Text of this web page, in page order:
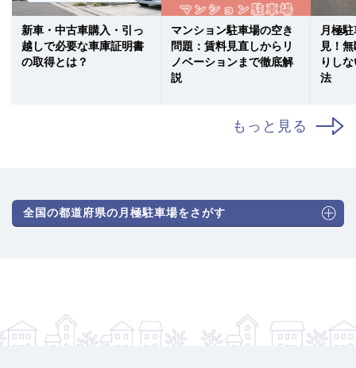
新車・中古車購入・引っ
越しで必要な車庫証明書
の取得とは？
マンション駐車場の空き
問題：賃料見直しからリ
ノベーションまで徹底解
説
月極
見！
りし
法
もっと見る
全国の都道府県の月極駐車場をさがす